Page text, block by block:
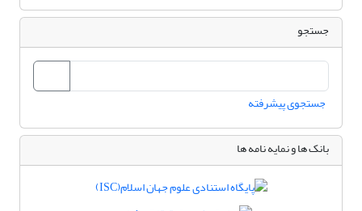
جستجو
جستجوی پیشرفته
بانک ها و نمایه نامه ها